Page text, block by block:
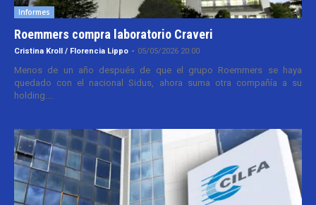
Informes
Roemmers compra laboratorio Craveri
Cristina Kroll / Florencia Lippo - 05/05/2026 20:00
Menos de un año después de que el grupo Roemmers se haya
quedado con el nacional Sidus, ahora suma otra compañía a su
holding....